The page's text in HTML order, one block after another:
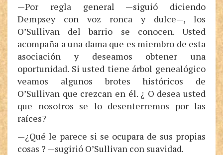
—Por regla general —siguió diciendo
Dempsey con voz ronca y dulce—, los
O’Sullivan del barrio se conocen. Usted
acompaña a una dama que es miembro de esta
asociación y deseamos obtener una
oportunidad. Si usted tiene árbol genealógico
veamos algunos brotes históricos de
O’Sullivan que crezcan en él. ¿ O desea usted
que nosotros se lo desenterremos por las
raíces?
—¿Qué le parece si se ocupara de sus propias
cosas ? —sugirió O’Sullivan con suavidad.